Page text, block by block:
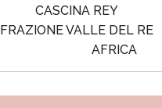
CASCINA REY
FRAZIONE VALLE DEL RE
AFRICA